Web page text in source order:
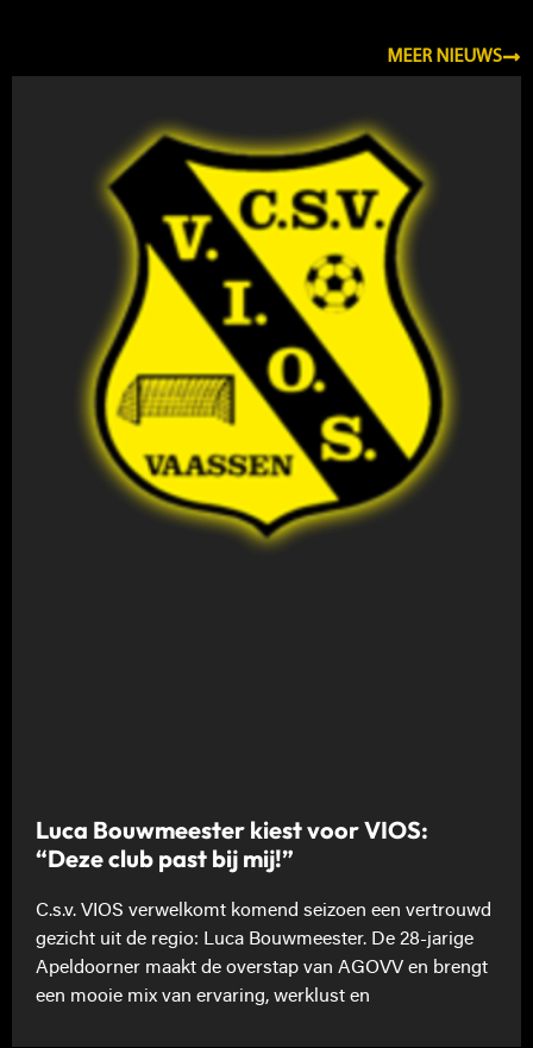
MEER NIEUWS
Luca Bouwmeester kiest voor VIOS:
“Deze club past bij mij!”
C.s.v. VIOS verwelkomt komend seizoen een vertrouwd
gezicht uit de regio: Luca Bouwmeester. De 28-jarige
Apeldoorner maakt de overstap van AGOVV en brengt
een mooie mix van ervaring, werklust en